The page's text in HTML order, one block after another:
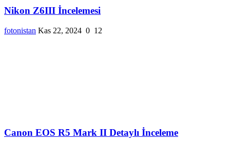
Nikon Z6III İncelemesi
fotonistan Kas 22, 2024 0 12
Canon EOS R5 Mark II Detaylı İnceleme